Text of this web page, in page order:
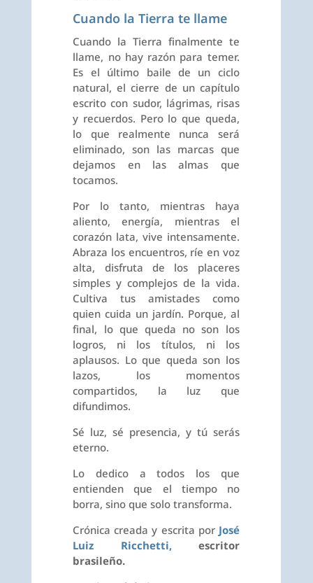
Cuando la Tierra te llame
Cuando la Tierra finalmente te
llame, no hay razón para temer.
Es el último baile de un ciclo
natural, el cierre de un capítulo
escrito con sudor, lágrimas, risas
y recuerdos. Pero lo que queda,
lo que realmente nunca será
eliminado, son las marcas que
dejamos en las almas que
tocamos.
Por lo tanto, mientras haya
aliento, energía, mientras el
corazón lata, vive intensamente.
Abraza los encuentros, ríe en voz
alta, disfruta de los placeres
simples y complejos de la vida.
Cultiva tus amistades como
quien cuida un jardín. Porque, al
final, lo que queda no son los
logros, ni los títulos, ni los
aplausos. Lo que queda son los
lazos, los momentos
compartidos, la luz que
difundimos.
Sé luz, sé presencia, y tú serás
eterno.
Lo dedico a todos los que
entienden que el tiempo no
borra, sino que solo transforma.
Crónica creada y escrita por José
Luiz Ricchetti,escritor
brasileño.